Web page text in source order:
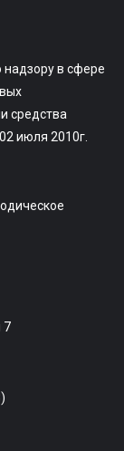
в сфере
средства
июля 2010г.
7